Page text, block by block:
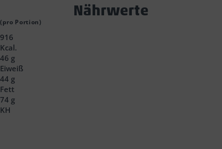
Block
Headline
Nährwerte
(pro Portion)
916
Kcal.
46 g
Eiweiß
44 g
Fett
74 g
KH